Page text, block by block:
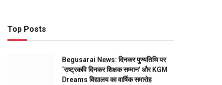
Top Posts
Begusarai News: दिनकर पुण्यतिथि पर
‘राष्ट्रकवि दिनकर शिक्षक सम्मान’ और KGM
Dreams विद्यालय का वार्षिक समारोह